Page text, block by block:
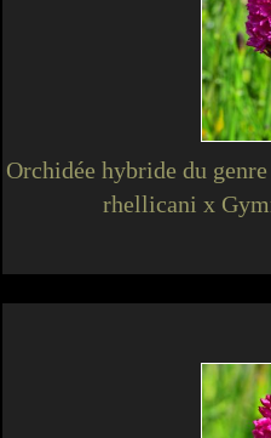
Orchidée hybride du
rhellicani x